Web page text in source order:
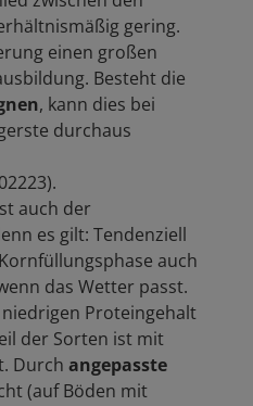
gering.
einen großen
Besteht die
, kann dies bei
durchaus
auch der
es gilt: Tendenziell
auch
das Wetter passt.
Proteingehalt
der Sorten ist mit
Durch angepasste
(auf Böden mit